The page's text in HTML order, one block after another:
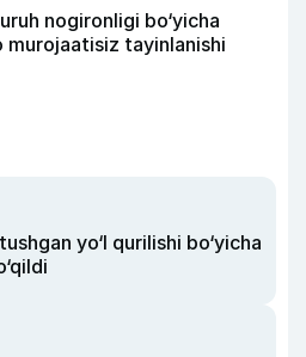
nogironligi bo‘yicha
tayinlanishi
yo‘l qurilishi bo‘yicha